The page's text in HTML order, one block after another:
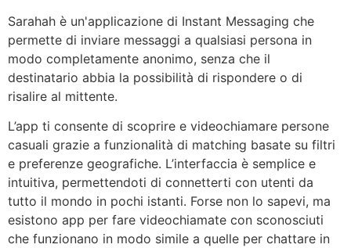
Sarahah è un'applicazione di Instant Messaging che
permette di inviare messaggi a qualsiasi persona in
modo completamente anonimo, senza che il
destinatario abbia la possibilità di rispondere o di
risalire al mittente.
L’app ti consente di scoprire e videochiamare persone
casuali grazie a funzionalità di matching basate su filtri
e preferenze geografiche. L’interfaccia è semplice e
intuitiva, permettendoti di connetterti con utenti da
tutto il mondo in pochi istanti. Forse non lo sapevi, ma
esistono app per fare videochiamate con sconosciuti
che funzionano in modo simile a quelle per chattare in